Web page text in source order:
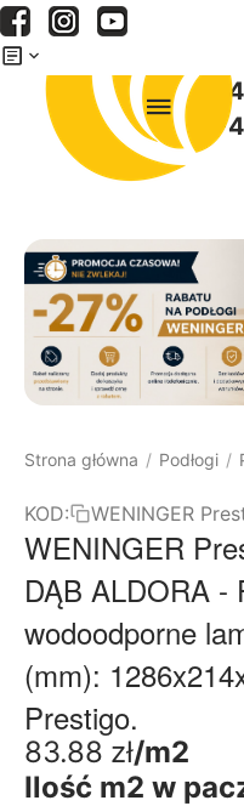
Strona główna / Podłogi /
KOD: WENINGER
WENINGER
DĄB ALDORA -
wodoodporne
(mm):
Prestigo.
83.88 zł/m2
Ilość m2 w